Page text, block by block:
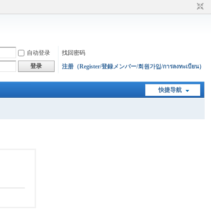
自动登录
找回密码
登录 注册（Register/登録メンバー/회원가입/การลงทะเบียน）
快捷导航